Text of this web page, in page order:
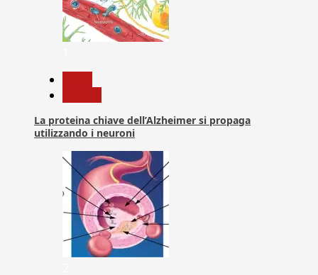
La proteina chiave dell’Alzheimer si propaga
utilizzando i neuroni